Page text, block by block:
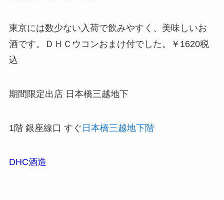
東京には数少ない入荷で飲みやすく、美味しいお
酒です。ＤＨＣウコンおまけ付でした。￥1620税
込
期間限定出店 日本橋三越地下
1階 銀座線口 すぐ 日本橋三越地下階
DHC酒造